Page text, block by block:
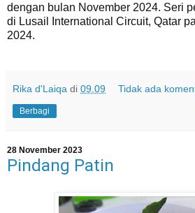
dengan bulan November 2024. Seri
di Lusail International Circuit, Qatar
2024.
Rika d'Laiqa di 09.09 Tidak ada
Berbagi
28 November 2023
Pindang Patin